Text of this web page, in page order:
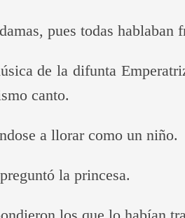
pues todas hablaban
de la difunta
canto.
a llorar como un niño.
la princesa.